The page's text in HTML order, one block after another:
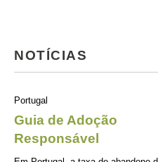
NOTÍCIAS
Portugal
Guia de Adoção
Responsável